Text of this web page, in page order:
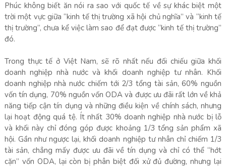
Phúc không biết ăn nói ra sao với quốc tế về sự khác biệt một
trời một vực giữa “kinh tế thị trường xã hội chủ nghĩa” và “kinh tế
thị trường”, chưa kể việc làm sao để đạt được “kinh tế thị trường”
đó.
Trong thực tế ở Việt Nam, sẽ rõ nhất nếu đối chiếu giữa khối
doanh nghiệp nhà nước và khối doanh nghiệp tư nhân. Khối
doanh nghiệp nhà nước chiếm tới 2/3 tổng tài sản, 60% nguồn
vốn tín dụng, 70% nguồn vốn ODA và được ưu đãi rất lớn về khả
năng tiếp cận tín dụng và những điều kiện về chính sách, nhưng
lại hoạt động quá tệ. Ít nhất 30% doanh nghiệp nhà nước bị lỗ
và khối này chỉ đóng góp được khoảng 1/3 tổng sản phẩm xã
hội. Gần như ngược lại, khối doanh nghiệp tư nhân chỉ chiếm 1/3
tài sản, chẳng mấy được ưu đãi về tín dụng và chỉ có thể “hớt
cặn” vốn ODA, lại còn bị phân biệt đối xử đủ đường, nhưng lại